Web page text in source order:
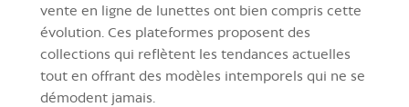
vente en ligne de lunettes ont bien compris cette
évolution. Ces plateformes proposent des
collections qui reflètent les tendances actuelles
tout en offrant des modèles intemporels qui ne se
démodent jamais.